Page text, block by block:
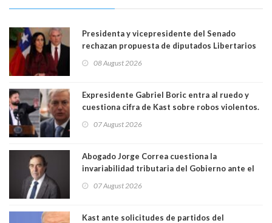
Presidenta y vicepresidente del Senado
rechazan propuesta de diputados Libertarios
"Constituye un camino equivocado"
08 August 2026
Expresidente Gabriel Boric entra al ruedo y
cuestiona cifra de Kast sobre robos violentos.
07 August 2026
Abogado Jorge Correa cuestiona la
invariabilidad tributaria del Gobierno ante el
democracia” y "defendemos la alternancia en el
07 August 2026
Kast ante solicitudes de partidos del